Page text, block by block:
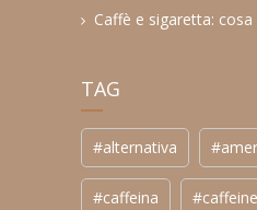
Caffè e sigaretta: cosa
TAG
#alternativa
#caffeina #caffeine